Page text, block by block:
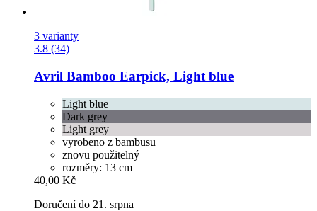
3 varianty
3.8 (34)
Avril Bamboo Earpick, Light blue
Light blue
Dark grey
Light grey
vyrobeno z bambusu
znovu použitelný
rozměry: 13 cm
40,00 Kč
Doručení do 21. srpna